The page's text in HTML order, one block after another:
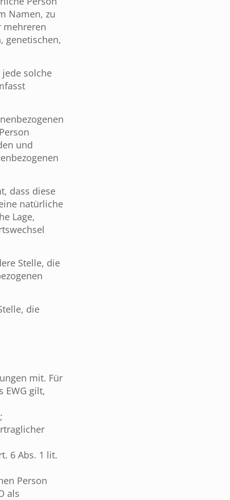
Namen, zu
mehreren
genetischen,
solche
und
dass diese
natürliche
Lage,
Stelle, die
die
mit. Für
EWG gilt,
6 Abs. 1 lit.
Person
als